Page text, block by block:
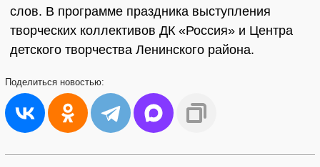
слов. В программе праздника выступления
творческих коллективов ДК «Россия» и Центра
детского творчества Ленинского района.
Поделиться новостью: